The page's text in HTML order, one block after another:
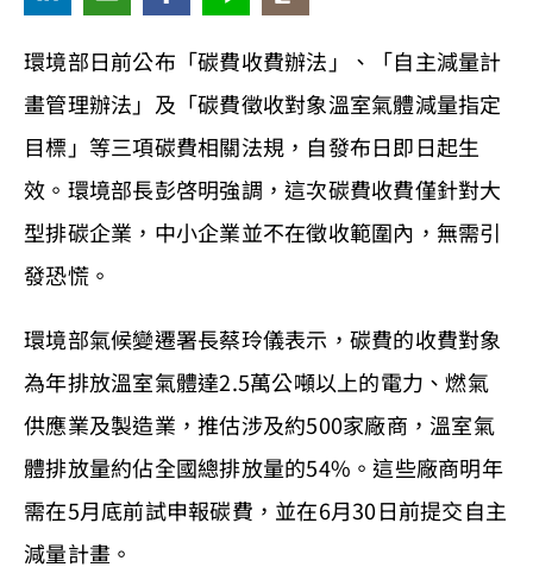
環境部日前公布「碳費收費辦法」、「自主減量計
畫管理辦法」及「碳費徵收對象溫室氣體減量指定
目標」等三項碳費相關法規，自發布日即日起生
效。環境部長彭啓明強調，這次碳費收費僅針對大
型排碳企業，中小企業並不在徵收範圍內，無需引
發恐慌。
環境部氣候變遷署長蔡玲儀表示，碳費的收費對象
為年排放溫室氣體達2.5萬公噸以上的電力、燃氣
供應業及製造業，推估涉及約500家廠商，溫室氣
體排放量約佔全國總排放量的54%。這些廠商明年
需在5月底前試申報碳費，並在6月30日前提交自主
減量計畫。